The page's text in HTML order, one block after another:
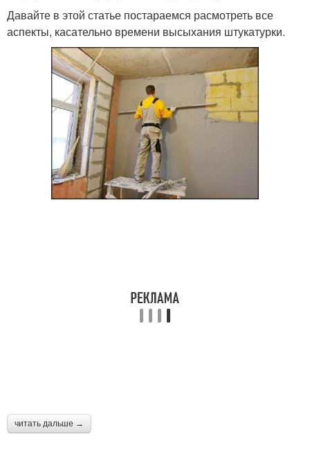
Давайте в этой статье постараемся расмотреть все
аспекты, касательно времени высыхания штукатурки.
читать дальше →